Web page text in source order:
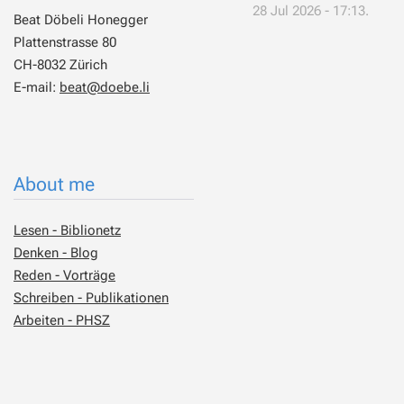
Beat Döbeli Honegger
Plattenstrasse 80
CH-8032 Zürich
E-mail: beat@doebe.li
About me
Lesen - Biblionetz
Denken - Blog
Reden - Vorträge
Schreiben - Publikationen
Arbeiten - PHSZ
28 Jul 2026 - 17:13.